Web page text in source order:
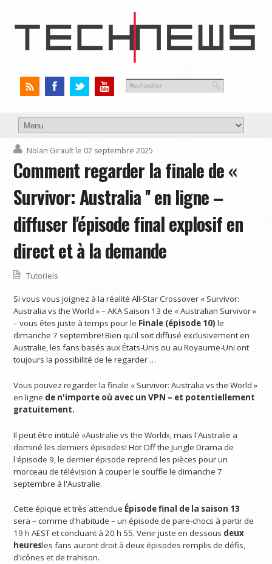
Nolan Girault le 07 septembre 2025
Comment regarder la finale de «
Survivor: Australia '' en ligne –
diffuser l'épisode final explosif en
direct et à la demande
Tutoriels
Si vous vous joignez à la réalité All-Star Crossover « Survivor:
Australia vs the World » – AKA Saison 13 de « Australian Survivor »
– vous êtes juste à temps pour le Finale (épisode 10) le
dimanche 7 septembre! Bien qu'il soit diffusé exclusivement en
Australie, les fans basés aux États-Unis ou au Royaume-Uni ont
toujours la possibilité de le regarder …
Vous pouvez regarder la finale « Survivor: Australia vs the World »
en ligne de n'importe où avec un VPN – et potentiellement
gratuitement.
Il peut être intitulé «Australie vs the World», mais l'Australie a
dominé les derniers épisodes! Hot Off the Jungle Drama de
l'épisode 9, le dernier épisode reprend les pièces pour un
morceau de télévision à couper le souffle le dimanche 7
septembre à l'Australie.
Cette épique et très attendue Épisode final de la saison 13
sera – comme d'habitude – un épisode de pare-chocs à partir de
19 h AEST et concluant à 20 h 55. Venir juste en dessous deux
heuresles fans auront droit à deux épisodes remplis de défis,
d'icônes et de trahison.